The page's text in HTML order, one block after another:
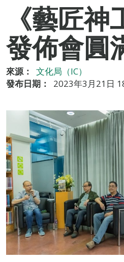
《藝匠
發佈會圓
來源：
文化局（IC）
發布日期：
2023年3月21日